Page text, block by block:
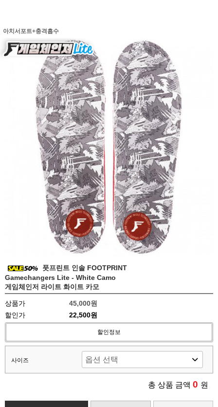
아치서포트+충격흡수
풋프린트 인솔 FOOTPRINT
Gamechangers Lite - White Camo
게임체인저 라이트 화이트 카모
상품가
45,000원
할인가
22,500원
할인정보
사이즈
총 상품 금액 0 원